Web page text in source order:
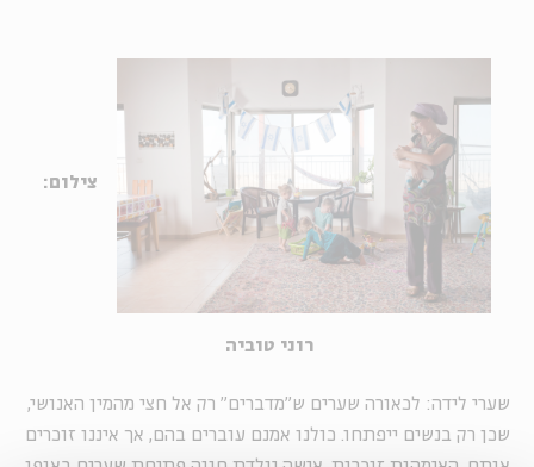
צילום:
רוני טוביה
שערי לידה: לכאורה שערים ש"מדברים" רק אל חצי מהמין האנושי,
שכן רק בנשים ייפתחו. כולנו אמנם עוברים בהם, אך איננו זוכרים